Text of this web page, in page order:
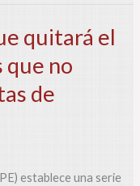
quitará el
que no
de
establece una serie